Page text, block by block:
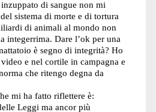
di sangue non mi
sistema di morte e di tortura
di animali al mondo non
integerrima. Dare l’ok per una
è segno di integrità? Ho
e nel cortile in campagna e
che ritengo degna da
mi ha fatto riflettere è:
Leggi ma ancor più